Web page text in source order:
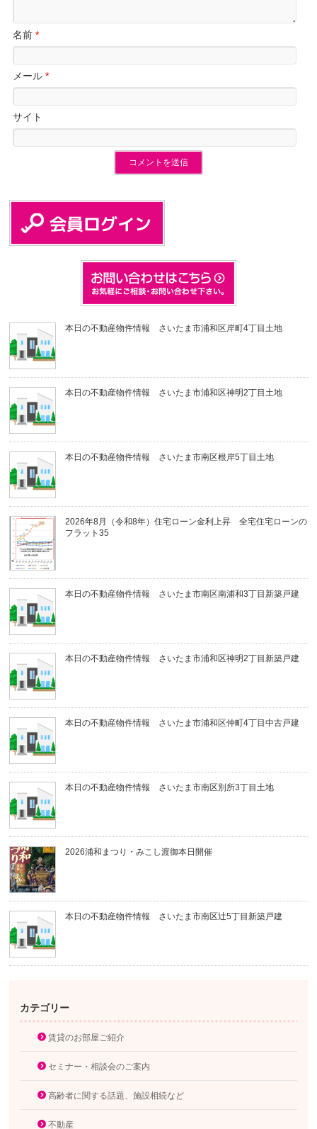
名前*
メール*
サイト
本日の不動産物件情報 さいたま市浦和区岸町4丁目土地
本日の不動産物件情報 さいたま市浦和区神明2丁目土地
本日の不動産物件情報 さいたま市南区根岸5丁目土地
2026年8月（令和8年）住宅ローン金利上昇 全宅住宅ローンの
フラット35
本日の不動産物件情報 さいたま市南区南浦和3丁目新築戸建
本日の不動産物件情報 さいたま市浦和区神明2丁目新築戸建
本日の不動産物件情報 さいたま市浦和区仲町4丁目中古戸建
本日の不動産物件情報 さいたま市南区別所3丁目土地
2026浦和まつり・みこし渡御本日開催
本日の不動産物件情報 さいたま市南区辻5丁目新築戸建
カテゴリー
賃貸のお部屋ご紹介
セミナー・相談会のご案内
高齢者に関する話題、施設相続など
不動産